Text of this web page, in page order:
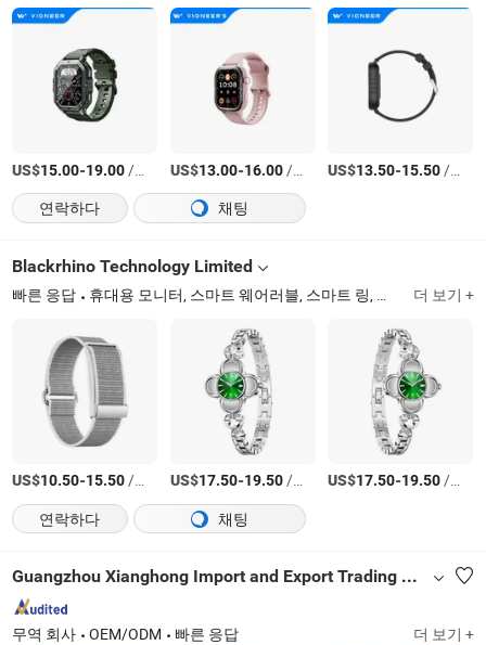
US$15.00-19.00/상품 US$13.00-16.00/상품 US$13.50-15.50/상품
연락하다
채팅
Blackrhino Technology Limited
빠른 응답 휴대용 모니터, 스마트 웨어러블, 스마트 링, 스마트 기기, 듀얼 스크린 모니터, 트리플 스크린 익스텐더, 건강 추적 기기 더 보기 +
US$10.50-15.50/상품 US$17.50-19.50/상품 US$17.50-19.50/상품
연락하다
채팅
Guangzhou Xianghong Import and Export Trading Co., Ltd
무역 회사 OEM/ODM 빠른 응답 더 보기 +